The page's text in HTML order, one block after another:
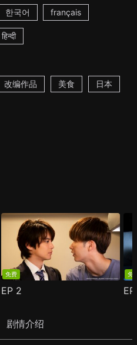
한국어 français
हिन्दी
改编作品 美食 日本
免费
EP 2
免
剧情介绍